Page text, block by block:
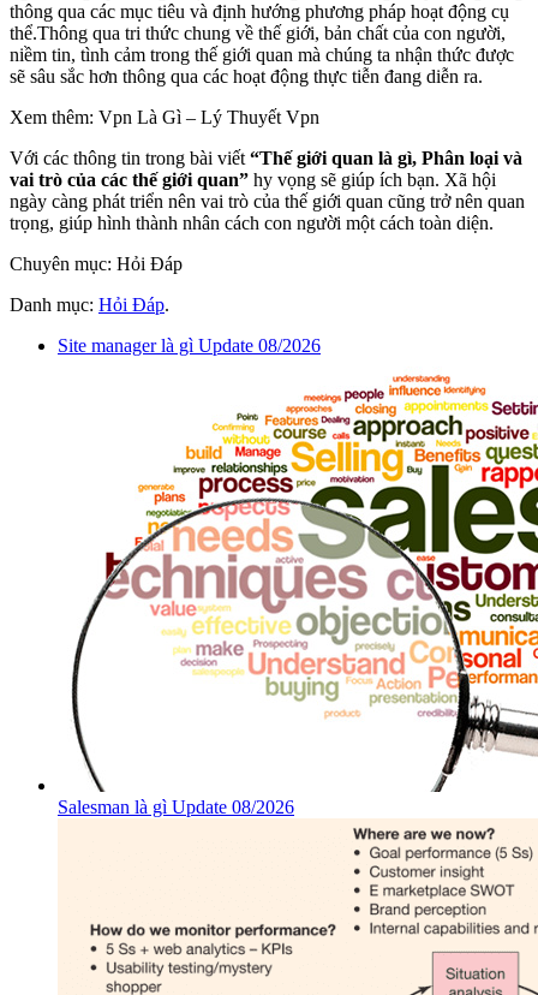
thông qua các mục tiêu và định hướng phương pháp hoạt động cụ
thể.Thông qua tri thức chung về thế giới, bản chất của con người,
niềm tin, tình cảm trong thế giới quan mà chúng ta nhận thức được
sẽ sâu sắc hơn thông qua các hoạt động thực tiễn đang diễn ra.
Xem thêm: Vpn Là Gì – Lý Thuyết Vpn
Với các thông tin trong bài viết “Thế giới quan là gì, Phân loại và
vai trò của các thế giới quan” hy vọng sẽ giúp ích bạn. Xã hội
ngày càng phát triển nên vai trò của thế giới quan cũng trở nên quan
trọng, giúp hình thành nhân cách con người một cách toàn diện.
Chuyên mục: Hỏi Đáp
Danh mục: Hỏi Đáp.
Site manager là gì Update 08/2026
Salesman là gì Update 08/2026